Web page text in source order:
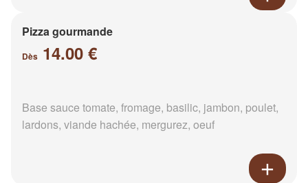
Pizza gourmande
Dès 14.00 €
Base sauce tomate, fromage, basilic, jambon, poulet,
lardons, viande hachée, mergurez, oeuf